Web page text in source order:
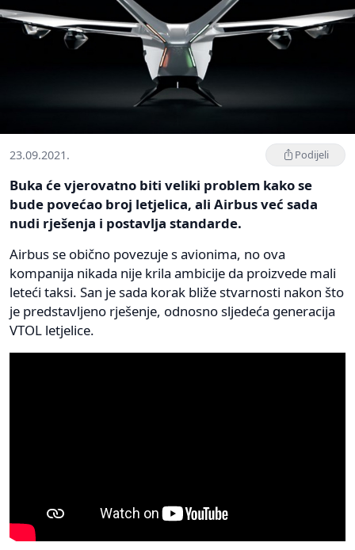
23.09.2021. Podijeli
Buka će vjerovatno biti veliki problem kako se
bude povećao broj letjelica, ali Airbus već sada
nudi rješenja i postavlja standarde.
Airbus se obično povezuje s avionima, no ova
kompanija nikada nije krila ambicije da proizvede mali
leteći taksi. San je sada korak bliže stvarnosti nakon što
je predstavljeno rješenje, odnosno sljedeća generacija
VTOL letjelice.